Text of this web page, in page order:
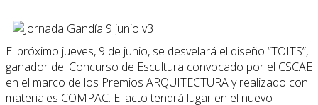
El próximo jueves, 9 de junio, se desvelará el diseño “TOITS”,
ganador del Concurso de Escultura convocado por el CSCAE
en el marco de los Premios ARQUITECTURA y realizado con
materiales COMPAC. El acto tendrá lugar en el nuevo